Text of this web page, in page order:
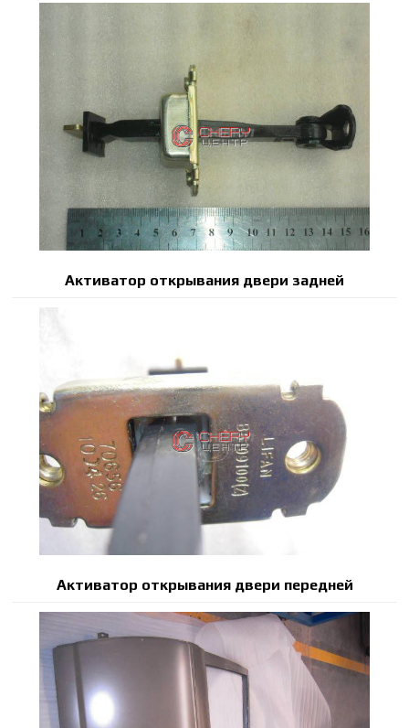
Активатор открывания двери задней
Активатор открывания двери передней